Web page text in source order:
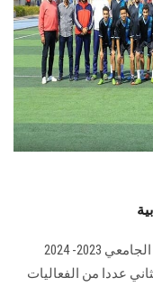
الطلاب
هيئة التدريس
الدراسات العليا
الزائـرون
تستمر فعاليات مهرجان الأسر الطلابية للعام الجامعي 2023- 2024
عددا من الفعاليات